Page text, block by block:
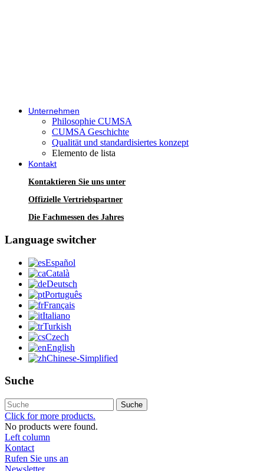
Unternehmen
Philosophie CUMSA
CUMSA Geschichte
Qualität und standardisiertes konzept
Elemento de lista
Kontakt
Kontaktieren Sie uns unter
Offizielle Vertriebspartner
Die Fachmessen des Jahres
Language switcher
Español
Català
Deutsch
Português
Français
Italiano
Turkish
Czech
English
Chinese-Simplified
Suche
Suche
Click for more products.
No products were found.
Left column
Kontact
Rufen Sie uns an
Newsletter